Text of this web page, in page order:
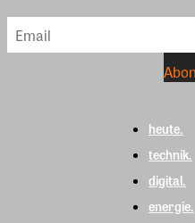
heute.
technik.
digital.
energie.